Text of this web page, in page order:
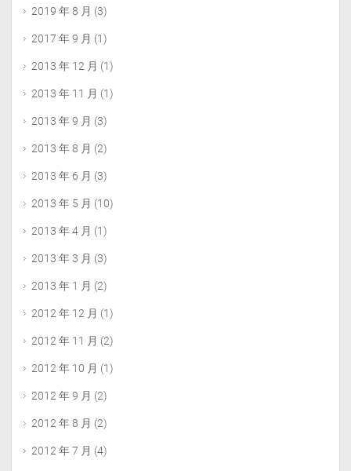
2019 年 8 月 (3)
2017 年 9 月 (1)
2013 年 12 月 (1)
2013 年 11 月 (1)
2013 年 9 月 (3)
2013 年 8 月 (2)
2013 年 6 月 (3)
2013 年 5 月 (10)
2013 年 4 月 (1)
2013 年 3 月 (3)
2013 年 1 月 (2)
2012 年 12 月 (1)
2012 年 11 月 (2)
2012 年 10 月 (1)
2012 年 9 月 (2)
2012 年 8 月 (2)
2012 年 7 月 (4)